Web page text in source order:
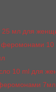
мл для
феромонами
10 ml для